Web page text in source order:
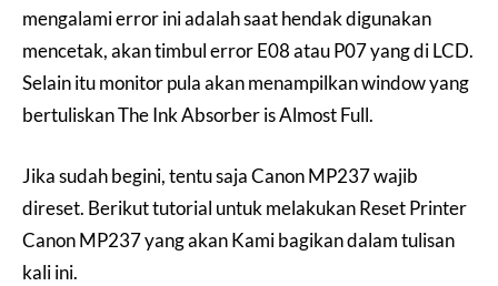
mengalami error ini adalah saat hendak digunakan
mencetak, akan timbul error E08 atau P07 yang di LCD.
Selain itu monitor pula akan menampilkan window yang
bertuliskan The Ink Absorber is Almost Full.
Jika sudah begini, tentu saja Canon MP237 wajib
direset. Berikut tutorial untuk melakukan Reset Printer
Canon MP237 yang akan Kami bagikan dalam tulisan
kali ini.